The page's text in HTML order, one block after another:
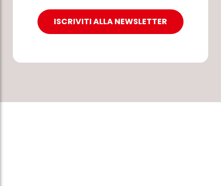
ISCRIVITI ALLA NEWSLETTER